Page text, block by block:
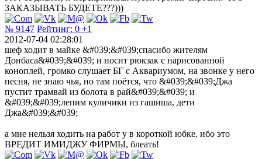
ЗАКАЗЫВАТЬ БУДЕТЕ???)))
№ 9147 Рейтинг: 0 +1
2012-07-04 02:28:01
шеф ходит в майке &#039;&#039;спасибо жителям
Донбаса&#039;&#039; и носит рюкзак с нарисованной
коноплей, громко слушает БГ с Аквариумом, на звонке у него
песня, не знаю чья, но там поётся, что &#039;&#039;Джа
пустит трамвай из болота в рай&#039;&#039; и
&#039;&#039;лепим куличики из гашиша, дети
Джа&#039;&#039;
а мне нельзя ходить на работ у в короткой юбке, ибо это
ВРЕДИТ ИМИДЖУ ФИРМЫ, блеать!